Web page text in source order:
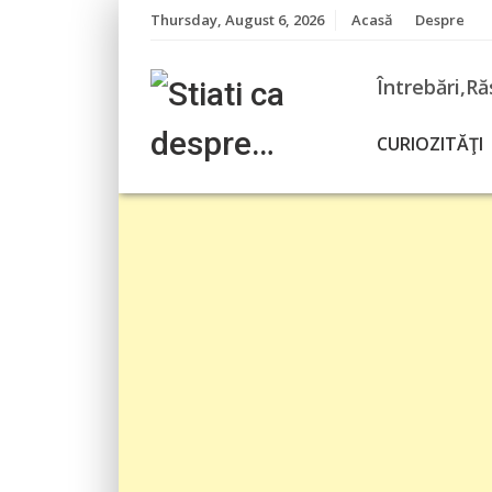
Thursday, August 6, 2026 Acasă Despre
CURIOZITĂŢI